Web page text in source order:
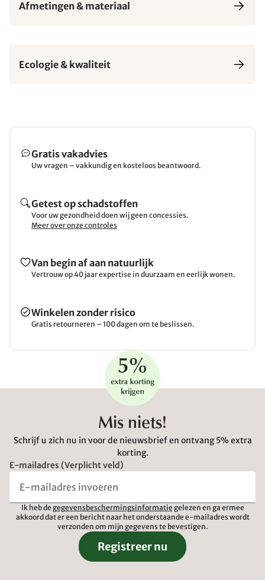
Afmetingen & materiaal
Ecologie & kwaliteit
Gratis vakadvies
Uw vragen – vakkundig en kosteloos beantwoord.
Getest op schadstoffen
Voor uw gezondheid doen wij geen concessies.
Meer over onze controles
Van begin af aan natuurlijk
Vertrouw op 40 jaar expertise in duurzaam en eerlijk wonen.
Winkelen zonder risico
Gratis retourneren – 100 dagen om te beslissen.
Mis niets!
Schrijf u zich nu in voor de nieuwsbrief en ontvang 5% extra
korting.
E-mailadres (Verplicht veld)
Ik heb de gegevensbeschermingsinformatie gelezen en ga ermee
akkoord dat er een bericht naar het onderstaande e-mailadres wordt
verzonden om mijn gegevens te bevestigen.
Registreer nu